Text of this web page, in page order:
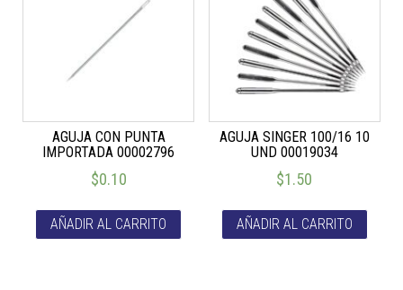
AGUJA CON PUNTA
IMPORTADA 00002796
$0.10
AÑADIR AL CARRITO
AGUJA SINGER 100/16 10
UND 00019034
$1.50
AÑADIR AL CARRITO